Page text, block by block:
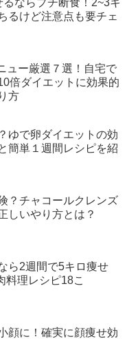
るならプチ断食！2~3キ
るけど注意点も要チェ
ュー厳選７選！自宅で
倍ダイエットに効果的
方
ゆで卵ダイエットの効
簡単１週間レシピを紹
？チャコールクレンズ
しいやり方とは？
ら2週間で5キロ痩せ
料理レシピ18こ
顔に！確実に顔痩せ効